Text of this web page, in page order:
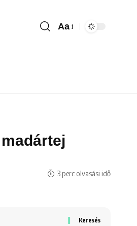
Aa
3 perc olvasási idő